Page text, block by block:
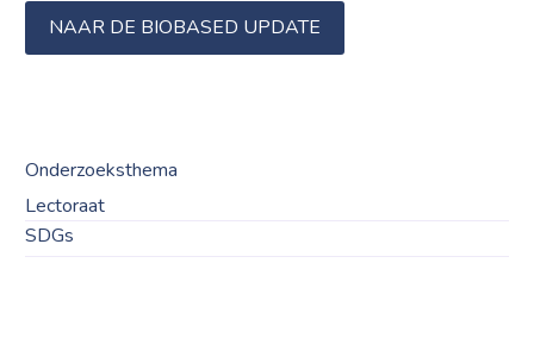
NAAR DE BIOBASED UPDATE
Onderzoeksthema
Lectoraat
SDGs